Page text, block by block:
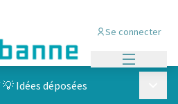
Se connecter
💡 Idées déposées